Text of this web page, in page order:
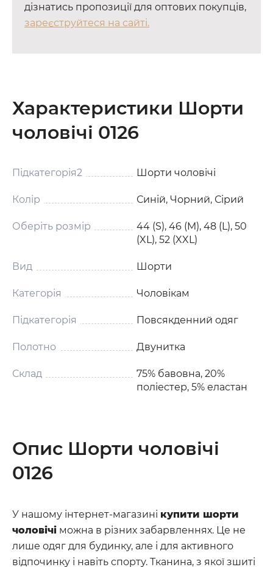
дізнатись пропозиції для оптових покупців,
зареєструйтеся на сайті.
Характеристики Шорти
чоловічі 0126
Підкатегорія2 Шорти чоловічі
Колір Синій, Чорний, Сірий
Оберіть розмір
44 (S), 46 (M), 48 (L), 50
(XL), 52 (XXL)
Вид Шорти
Категорія Чоловікам
Підкатегорія Повсякденний одяг
Полотно Двунитка
Склад
75% бавовна, 20%
поліестер, 5% еластан
Опис Шорти чоловічі
0126
У нашому інтернет-магазині купити шорти
чоловічі можна в різних забарвленнях. Це не
лише одяг для будинку, але і для активного
відпочинку і навіть спорту. Тканина, з якої зшиті